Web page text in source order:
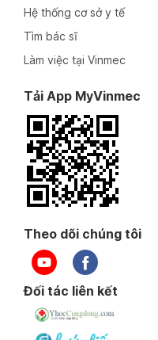
Hệ thống cơ sở y tế
Tìm bác sĩ
Làm việc tại Vinmec
Tải App MyVinmec
Theo dõi chúng tôi
Đối tác liên kết